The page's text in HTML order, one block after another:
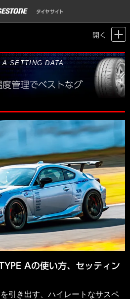
開く
SETTING DATA
> Vol.54 TOYOTA
SETTING DATA
管理でベストなグ
Aの使い方、セッティン
引き出す、ハイレートなサスペ